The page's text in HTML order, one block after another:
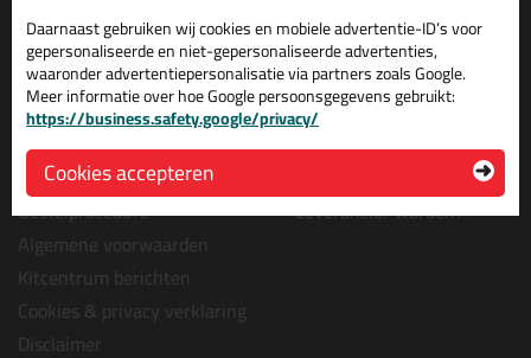
Keuzehulpen
Acties
Levertijd & Bezorging
Retourneren & Annuleren
Veel gestelde vragen (FAQ)
Bestelprocedure
Algemene voorwaarden
Kitcentrum berichten
Cookies & privacy verklaring
Disclaimer
Vacatures bij kitcentrum.nl
Over Kitcentrum.nl
Maatschappelijk
Winkelmand
Leverancier worden?
Daarnaast gebruiken wij cookies en mobiele advertentie-ID’s voor
gepersonaliseerde en niet-gepersonaliseerde advertenties,
waaronder advertentiepersonalisatie via partners zoals Google.
Meer informatie over hoe Google persoonsgegevens gebruikt:
https://business.safety.google/privacy/
Cookies accepteren